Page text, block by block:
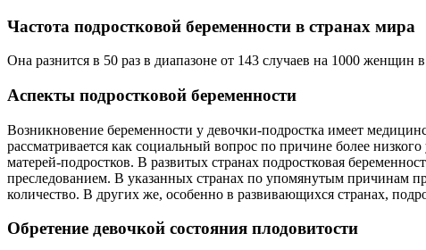
Частота подростковой беременности в странах мира
Она разнится в 50 раз в диапазоне от 143 случаев на 1000
Аспекты подростковой беременности
Возникновение беременности у девочки-подростка имеет
рассматривается как социальный вопрос по причине более
матерей-подростков. В развитых странах подростковая
преследованием. В указанных странах по упомянутым причинам
количество. В других же, особенно в развивающихся странах,
Обретение девочкой состояния плодовитости